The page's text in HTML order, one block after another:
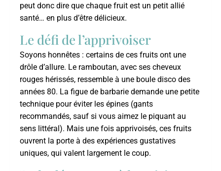
peut donc dire que chaque fruit est un petit allié
santé… en plus d’être délicieux.
Le défi de l’apprivoiser
Soyons honnêtes : certains de ces fruits ont une
drôle d’allure. Le ramboutan, avec ses cheveux
rouges hérissés, ressemble à une boule disco des
années 80. La figue de barbarie demande une petite
technique pour éviter les épines (gants
recommandés, sauf si vous aimez le piquant au
sens littéral). Mais une fois apprivoisés, ces fruits
ouvrent la porte à des expériences gustatives
uniques, qui valent largement le coup.